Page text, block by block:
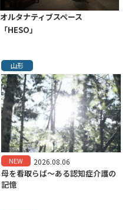
オルタナティブスペース
「HESO」
山形
NEW 2026.08.06
母を看取らば～ある認知症介護の
記憶